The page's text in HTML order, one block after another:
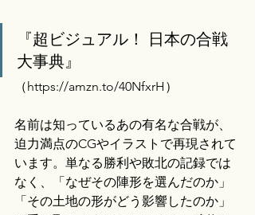
『超ビジュアル！ 日本の合戦
大事典』
（ https://amzn.to/40NfxrH）
名前は知っているあの有名な合戦が、
迫力満点のCGやイラストで再現されて
います。単なる勝利や敗北の記録では
なく、「なぜその陣形を選んだのか」
「その土地の形がどう影響したのか」